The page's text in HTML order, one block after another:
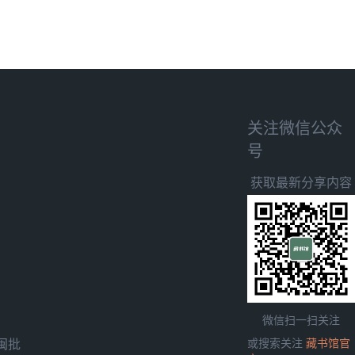
批
关注微信公众
号
获取最新分享内容
微信扫一扫关注
或搜索关注 藏书馆官